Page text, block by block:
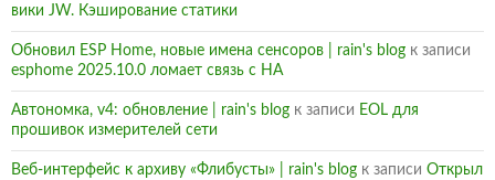
вики JW. Кэширование статики
Обновил ESP Home, новые имена сенсоров | rain's blog к записи
esphome 2025.10.0 ломает связь с HA
Автономка, v4: обновление | rain's blog к записи EOL для
прошивок измерителей сети
Веб-интерфейс к архиву «Флибусты» | rain's blog к записи Открыл